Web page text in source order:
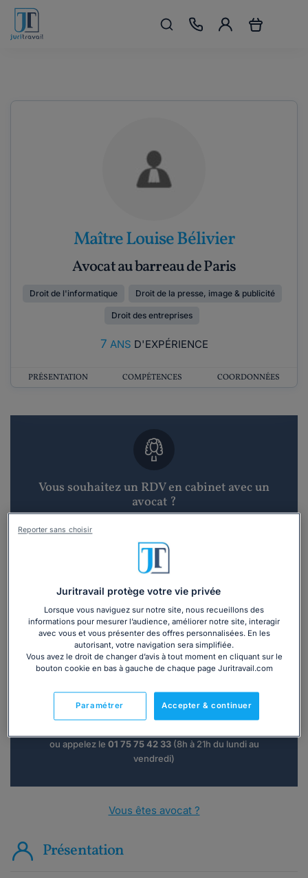
Maître Louise Bélivier
Avocat au barreau de Paris
Droit de l'informatique Droit de la presse, image & publicité
Droit des entreprises
7 ANS D'EXPÉRIENCE
PRÉSENTATION COMPÉTENCES COORDONNÉES
Vous souhaitez un RDV en cabinet avec un
avocat ?
Recevoir des devis d'avocats
3 devis en 48h
Vous souhaitez une consultation par
téléphone ?
Consulter immédiatement
ou appelez le 01 75 75 42 33(8h à 21h du lundi au
vendredi)
Vous êtes avocat ?
Présentation
Juritravail protège votre vie privée
Lorsque vous naviguez sur notre site, nous recueillons des
informations pour mesurer l’audience, améliorer notre site, interagir
avec vous et vous présenter des offres personnalisées. En les
autorisant, votre navigation sera simplifiée.
Vous avez le droit de changer d’avis à tout moment en cliquant sur le
bouton cookie en bas à gauche de chaque page Juritravail.com
Accepter & continuer
Paramétrer
Reporter sans choisir